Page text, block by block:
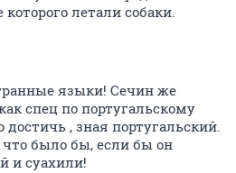
летали собаки.
языки! Сечин же
спец по португальскому
, зная португальский.
было бы, если бы он
и суахили!